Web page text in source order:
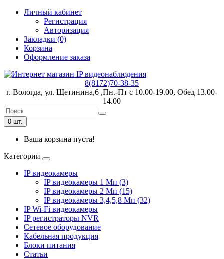
Личный кабинет
Регистрация
Авторизация
Закладки (0)
Корзина
Оформление заказа
8(8172)70-38-35
г. Вологда, ул. Щетинина,6 ,Пн.-Пт с 10.00-19.00, Обед 13.00-
14.00
0 шт.
Ваша корзина пуста!
Категории
IP видеокамеры
IP видеокамеры 1 Мп (3)
IP видеокамеры 2 Мп (15)
IP видеокамеры 3,4,5,8 Мп (32)
IP Wi-Fi видеокамеры
IP регистраторы NVR
Сетевое оборудование
Кабельная продукция
Блоки питания
Статьи